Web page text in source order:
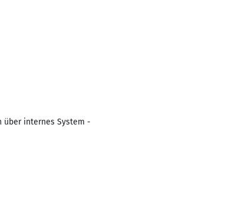
über internes System -